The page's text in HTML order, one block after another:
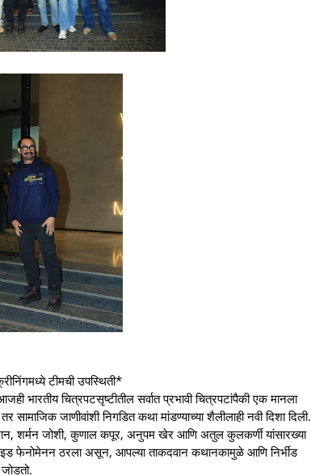
टीमची उपस्थिती*
भारतीय चित्रपटसृष्टीतील सर्वात प्रभावी चित्रपटांपैकी एक मानला
जाणीवांशी निगडित कथा मांडण्याच्या शैलीलाही नवी दिशा दिली.
शर्मन जोशी, कुणाल कपूर, अनुपम खेर आणि अतुल कुलकर्णी यांसारख्या
फेनोमेनन ठरला असून, आपल्या ताकदवान कथानकामुळे आणि निर्भीड